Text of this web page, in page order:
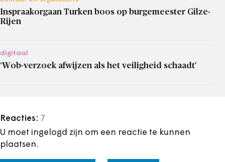
Inspraakorgaan Turken boos op burgemeester Gilze-
Rijen
digitaal
‘Wob-verzoek afwijzen als het veiligheid schaadt'
Reacties: 7
U moet ingelogd zijn om een reactie te kunnen
plaatsen.